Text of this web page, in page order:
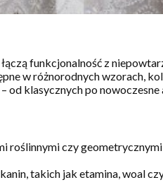
funkcjonalność z
w różnorodnych wzorach,
od klasycznych po nowoczesne
roślinnymi czy
takich jak etamina, woal